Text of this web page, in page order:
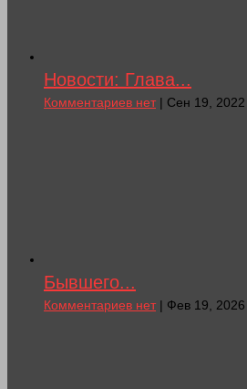
Новости: Глава...
Комментариев нет| Сен 19, 2022
Бывшего...
Комментариев нет| Фев 19, 2026